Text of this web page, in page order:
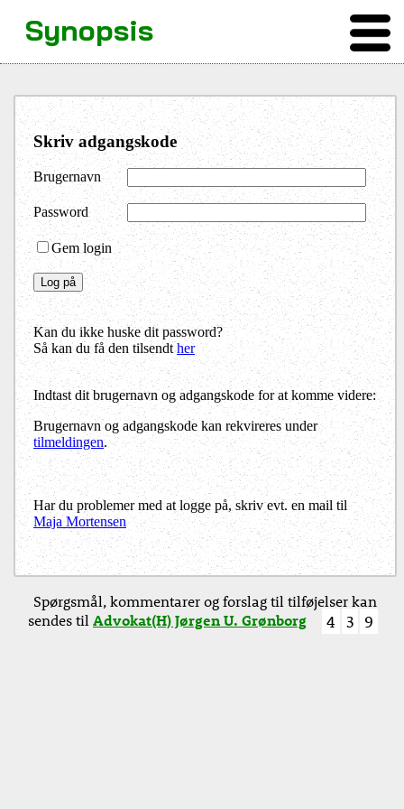
Skriv adgangskode
Brugernavn
Password
Gem login
Kan du ikke huske dit password?
Så kan du få den tilsendther
Indtast dit brugernavn og adgangskode for at komme videre:
Brugernavn og adgangskode kan rekvireres under
tilmeldingen.
Har du problemer med at logge på, skriv evt. en mail til
Maja Mortensen
Synopsis
Spørgsmål, kommentarer og forslag til tilføjelser kan
sendes tilAdvokat(H) Jørgen U. Grønborg 4 3 9